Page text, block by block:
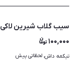
سیب گلاب شیرین لاکی
۱۰۰,۰۰۰
تیکمه داش، لحظاتی پیش